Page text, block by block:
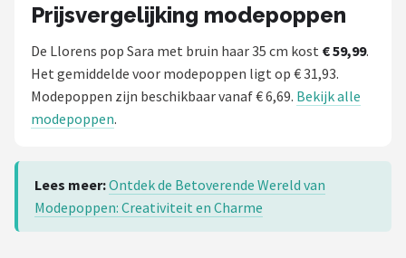
Prijsvergelijking modepoppen
De Llorens pop Sara met bruin haar 35 cm kost € 59,99.
Het gemiddelde voor modepoppen ligt op € 31,93.
Modepoppen zijn beschikbaar vanaf € 6,69. Bekijk alle
modepoppen.
Lees meer:Ontdek de Betoverende Wereld van
Modepoppen: Creativiteit en Charme